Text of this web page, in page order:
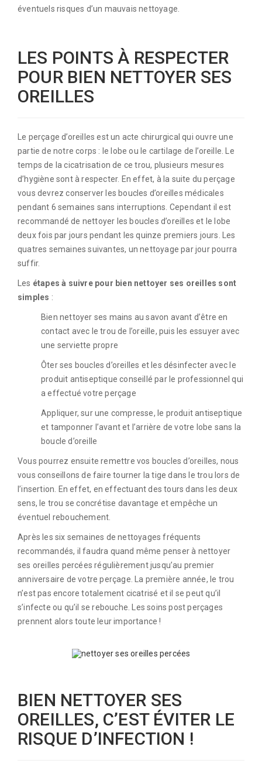
éventuels risques d’un mauvais nettoyage.
LES POINTS À RESPECTER
POUR BIEN NETTOYER SES
OREILLES
Le perçage d’oreilles est un acte chirurgical qui ouvre une
partie de notre corps : le lobe ou le cartilage de l’oreille. Le
temps de la cicatrisation de ce trou, plusieurs mesures
d’hygiène sont à respecter. En effet, à la suite du perçage
vous devrez conserver les boucles d’oreilles médicales
pendant 6 semaines sans interruptions. Cependant il est
recommandé de nettoyer les boucles d’oreilles et le lobe
deux fois par jours pendant les quinze premiers jours. Les
quatres semaines suivantes, un nettoyage par jour pourra
suffir.
Les étapes à suivre pour bien nettoyer ses oreilles sont
simples :
Bien nettoyer ses mains au savon avant d’être en
contact avec le trou de l’oreille, puis les essuyer avec
une serviette propre
Ôter ses boucles d’oreilles et les désinfecter avec le
produit antiseptique conseillé par le professionnel qui
a effectué votre perçage
Appliquer, sur une compresse, le produit antiseptique
et tamponner l’avant et l’arrière de votre lobe sans la
boucle d’oreille
Vous pourrez ensuite remettre vos boucles d’oreilles, nous
vous conseillons de faire tourner la tige dans le trou lors de
l’insertion. En effet, en effectuant des tours dans les deux
sens, le trou se concrétise davantage et empêche un
éventuel rebouchement.
Après les six semaines de nettoyages fréquents
recommandés, il faudra quand même penser à nettoyer
ses oreilles percées régulièrement jusqu’au premier
anniversaire de votre perçage. La première année, le trou
n’est pas encore totalement cicatrisé et il se peut qu’il
s’infecte ou qu’il se rebouche. Les soins post perçages
prennent alors toute leur importance !
BIEN NETTOYER SES
OREILLES, C’EST ÉVITER LE
RISQUE D’INFECTION !